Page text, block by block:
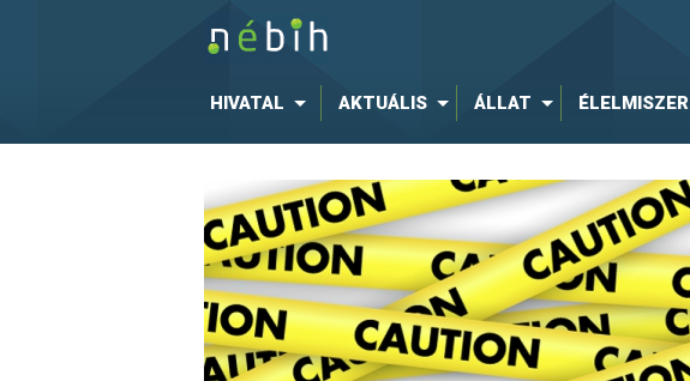
HIVATAL AKTUÁLIS ÁLLAT ÉLELMISZER